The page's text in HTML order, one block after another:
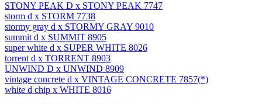
STONY PEAK 7747
STORM 7738
STORMY GRAY 9010
SUMMIT 8905
SUPER WHITE 8026
TORRENT 8903
UNWIND 8909
VINTAGE CONCRETE 7857(*)
WHITE 8016